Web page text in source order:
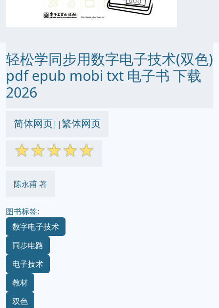
轻松学同步用数字电子技术(双色)
pdf epub mobi txt 电子书 下载
2026
简体网页||繁体网页
☆☆☆☆☆
陈永甫 著
图书标签:
数字电子技术
同步电路
电子技术
教材
双色